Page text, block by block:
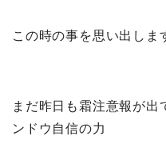
この時の事を思い出しま
まだ昨日も霜注意報が出
ンドウ自信の力